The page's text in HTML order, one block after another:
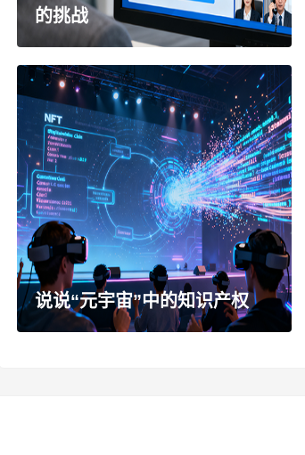
的挑战
说说“元宇宙”中的知识产权